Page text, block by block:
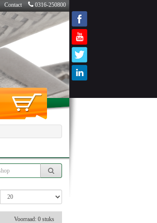
Contact 0316-250800
Voorraad: 0 stuks